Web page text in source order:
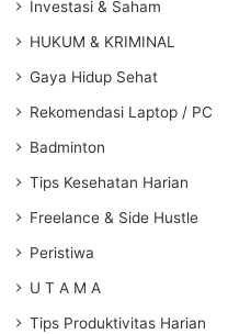
Investasi & Saham
HUKUM & KRIMINAL
Gaya Hidup Sehat
Rekomendasi Laptop / PC
Badminton
Tips Kesehatan Harian
Freelance & Side Hustle
Peristiwa
U T A M A
Tips Produktivitas Harian